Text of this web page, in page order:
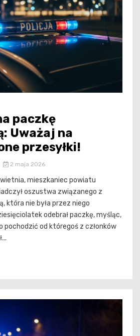
paczkę
Uważaj na
przesyłki!
2 maja 2026
mieszkaniec powiatu
oszustwa związanego z
która nie była przez niego
odebrał paczkę, myśląc,
pochodzić od któregoś z członków